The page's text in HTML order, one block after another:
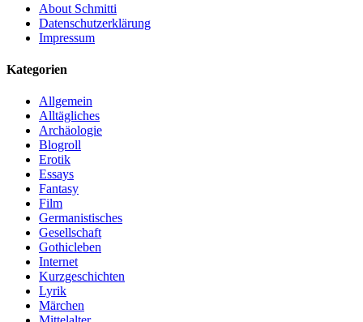
About Schmitti
Datenschutzerklärung
Impressum
Kategorien
Allgemein
Alltägliches
Archäologie
Blogroll
Erotik
Essays
Fantasy
Film
Germanistisches
Gesellschaft
Gothicleben
Internet
Kurzgeschichten
Lyrik
Märchen